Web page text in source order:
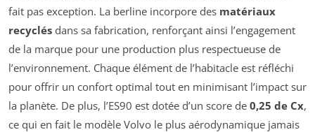
fait pas exception. La berline incorpore des matériaux
recyclés dans sa fabrication, renforçant ainsi l’engagement
de la marque pour une production plus respectueuse de
l’environnement. Chaque élément de l’habitacle est réfléchi
pour offrir un confort optimal tout en minimisant l’impact sur
la planète. De plus, l’ES90 est dotée d’un score de 0,25 de Cx,
ce qui en fait le modèle Volvo le plus aérodynamique jamais